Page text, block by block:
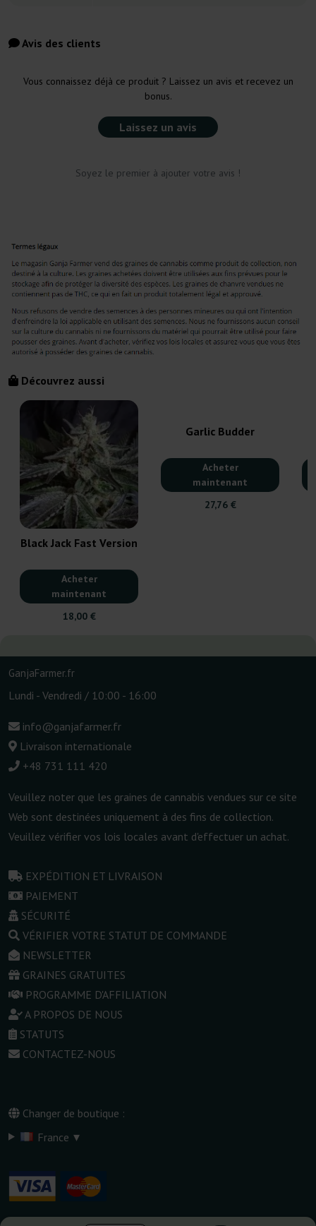
Avis des clients
Vous connaissez déjà ce produit ? Laissez un avis et recevez un
bonus.
Laissez un avis
Soyez le premier à ajouter votre avis !
Découvrez aussi
Black Jack Fast Version
Acheter
maintenant
18,00 €
Garlic Budder
Acheter
maintenant
27,76 €
GanjaFarmer.fr
Lundi - Vendredi / 10:00 - 16:00
info@ganjafarmer.fr
Livraison internationale
+48 731 111 420
Veuillez noter que les graines de cannabis vendues sur ce site
Web sont destinées uniquement à des fins de collection.
Veuillez vérifier vos lois locales avant d'effectuer un achat.
EXPÉDITION ET LIVRAISON
PAIEMENT
SÉCURITÉ
VÉRIFIER VOTRE STATUT DE COMMANDE
NEWSLETTER
GRAINES GRATUITES
PROGRAMME D'AFFILIATION
A PROPOS DE NOUS
STATUTS
CONTACTEZ-NOUS
Changer de boutique :
France ▾